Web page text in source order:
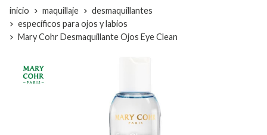
inicio maquillaje
desmaquillantes
específicos para ojos y labios
Mary Cohr Desmaquillante Ojos Eye Clean